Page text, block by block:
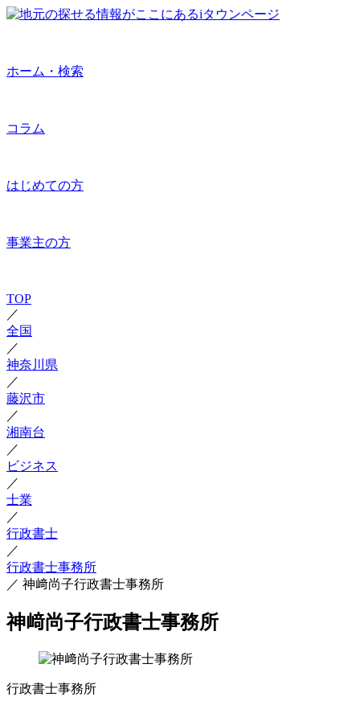
ホーム・検索
コラム
はじめての方
事業主の方
TOP
／
全国
／
神奈川県
／
藤沢市
／
湘南台
／
ビジネス
／
士業
／
行政書士
／
行政書士事務所
／ 神﨑尚子行政書士事務所
神﨑尚子行政書士事務所
行政書士事務所